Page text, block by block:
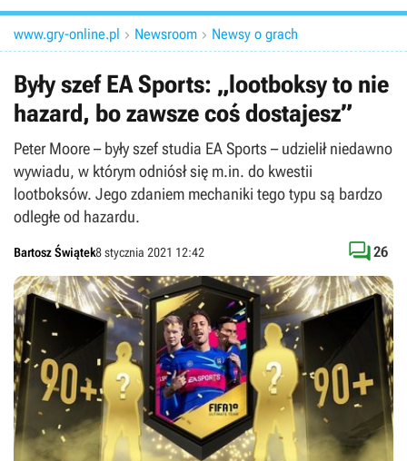
www.gry-online.pl  Newsroom  Newsy o grach
Były szef EA Sports: „lootboksy to nie
hazard, bo zawsze coś dostajesz”
Peter Moore – były szef studia EA Sports – udzielił niedawno
wywiadu, w którym odniósł się m.in. do kwestii
lootboksów. Jego zdaniem mechaniki tego typu są bardzo
odległe od hazardu.
Bartosz Świątek8 stycznia 2021 12:42 26